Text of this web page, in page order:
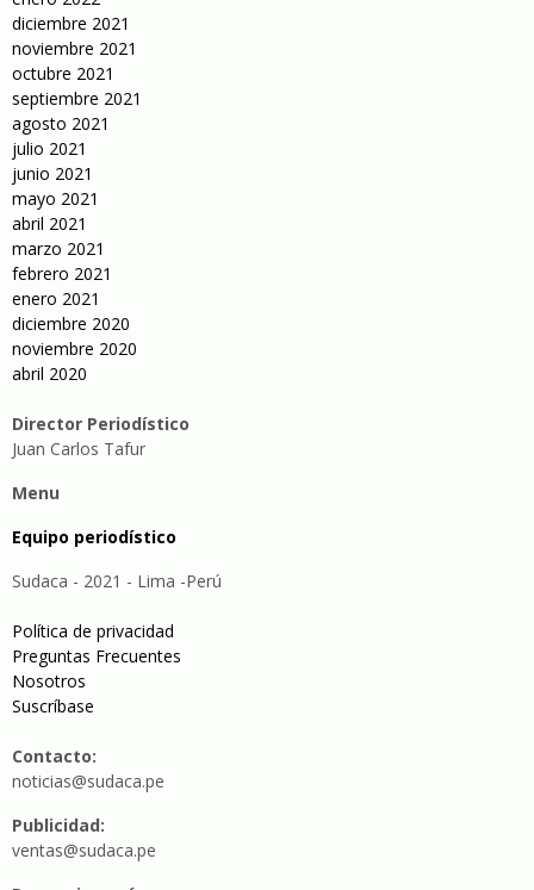
diciembre 2021
noviembre 2021
octubre 2021
septiembre 2021
agosto 2021
julio 2021
junio 2021
mayo 2021
abril 2021
marzo 2021
febrero 2021
enero 2021
diciembre 2020
noviembre 2020
abril 2020
Director Periodístico
Juan Carlos Tafur
Menu
Equipo periodístico
Sudaca - 2021 - Lima -Perú
Política de privacidad
Preguntas Frecuentes
Nosotros
Suscríbase
Contacto:
noticias@sudaca.pe
Publicidad:
ventas@sudaca.pe